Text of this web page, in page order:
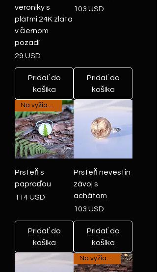
veroniky s
plátmi 24K zlata
v čiernom
pozadí
Cena
29 USD
Pridať do
košíka
Cena
103 USD
Pridať do
košíka
Na vyžiadanie
Prsteň s
papraďou
Cena
114 USD
Pridať do
košíka
Prsteň nevestin
závoj s
achátom
Cena
103 USD
Pridať do
košíka
Na vyžiadanie